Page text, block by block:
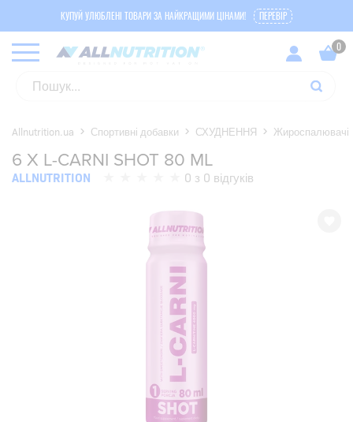
КУПУЙ УЛЮБЛЕНІ ТОВАРИ ЗА НАЙКРАЩИМИ ЦІНАМИ! ПЕРЕВІР
Allnutrition.ua Спортивні добавки СХУДНЕННЯ Жироспалювачі
6 X L-CARNI SHOT 80 ML
ALLNUTRITION 0 з 0 відгуків